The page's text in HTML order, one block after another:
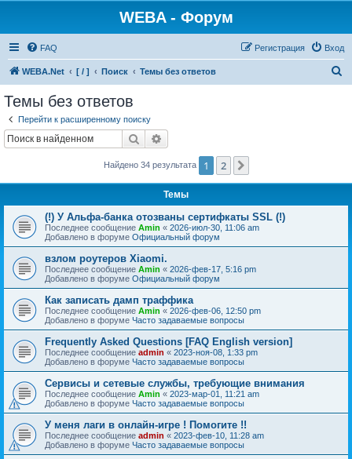
WEBA - Форум
FAQ Вход
Регистрация
WEBA.Net [ / ] Поиск Темы без ответов
Темы без ответов
Перейти к расширенному поиску
Поиск
Найдено 34 результата 1 2
Темы
(!) У Альфа-банка отозваны сертифкаты SSL (!)
Последнее сообщение Amin « 2026-июл-30, 11:06 am
Добавлено в форуме Официальный форум
взлом роутеров Xiaomi.
Последнее сообщение Amin « 2026-фев-17, 5:16 pm
Добавлено в форуме Официальный форум
Как записать дамп траффика
Последнее сообщение Amin « 2026-фев-06, 12:50 pm
Добавлено в форуме Часто задаваемые вопросы
Frequently Asked Questions [FAQ English version]
Последнее сообщение admin « 2023-ноя-08, 1:33 pm
Добавлено в форуме Часто задаваемые вопросы
Сервисы и сетевые службы, требующие внимания
Последнее сообщение Amin « 2023-мар-01, 11:21 am
Добавлено в форуме Часто задаваемые вопросы
У меня лаги в онлайн-игре ! Помогите !!
Последнее сообщение admin « 2023-фев-10, 11:28 am
Добавлено в форуме Часто задаваемые вопросы